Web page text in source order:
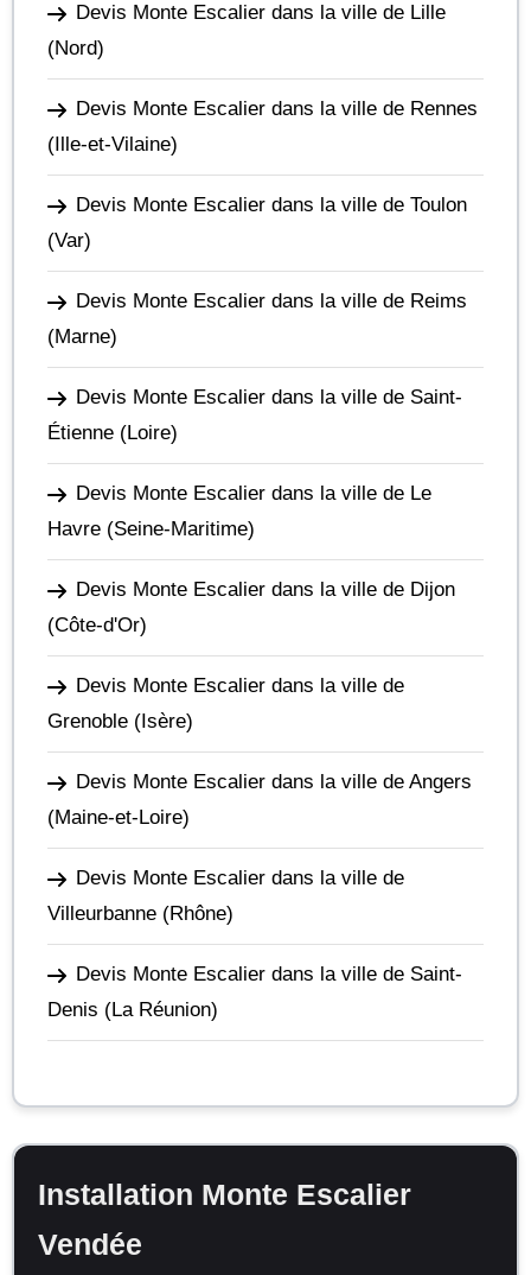
Devis Monte Escalier dans la ville de Lille
(Nord)
Devis Monte Escalier dans la ville de Rennes
(Ille-et-Vilaine)
Devis Monte Escalier dans la ville de Toulon
(Var)
Devis Monte Escalier dans la ville de Reims
(Marne)
Devis Monte Escalier dans la ville de Saint-
Étienne (Loire)
Devis Monte Escalier dans la ville de Le
Havre (Seine-Maritime)
Devis Monte Escalier dans la ville de Dijon
(Côte-d'Or)
Devis Monte Escalier dans la ville de
Grenoble (Isère)
Devis Monte Escalier dans la ville de Angers
(Maine-et-Loire)
Devis Monte Escalier dans la ville de
Villeurbanne (Rhône)
Devis Monte Escalier dans la ville de Saint-
Denis (La Réunion)
Installation Monte Escalier
Vendée